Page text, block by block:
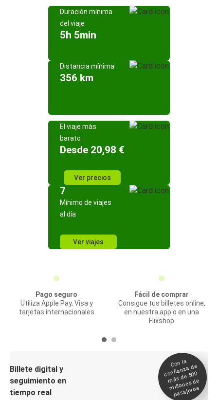
Duración mínima
del viaje
5h 5min
Distancia mínima
356 km
El viaje más
barato
Desde 20,98 €
Ver precios
7
Mínimo de viajes
al día
Ver viajes
Pago seguro
Utiliza Apple Pay, Visa y
tarjetas internacionales
Fácil de comprar
Consigue tus billetes online,
en nuestra app o en una
Flixshop
Billete digital y
seguimiento en
tiempo real
Con la
confianza de
más de 500
millones de
pasajeros